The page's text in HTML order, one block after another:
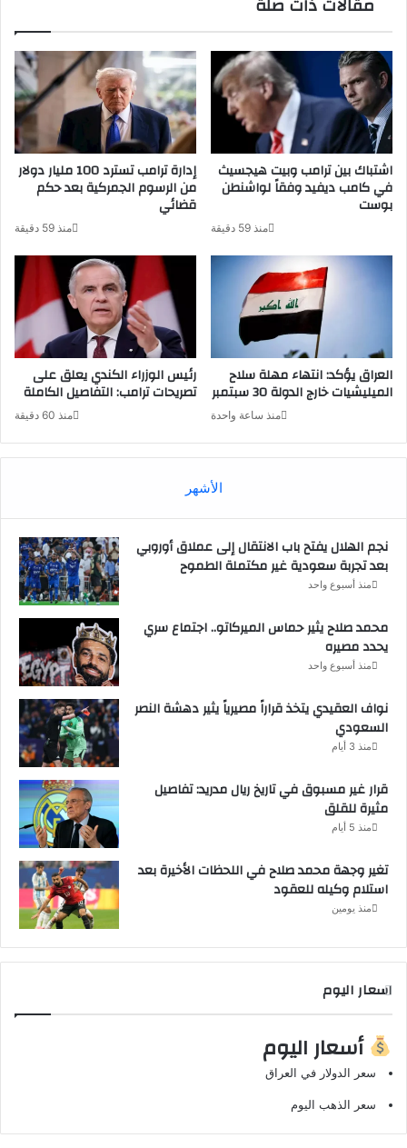
إدارة ترامب تسترد 100 مليار دولار
من الرسوم الجمركية بعد حكم
قضائي
منذ 59 دقيقة
اشتباك بين ترامب وبيت هيجسيث
في كامب ديفيد وفقاً لواشنطن
بوست
منذ 59 دقيقة
رئيس الوزراء الكندي يعلق على
تصريحات ترامب: التفاصيل الكاملة
منذ 60 دقيقة
العراق يؤكد: انتهاء مهلة سلاح
الميليشيات خارج الدولة 30 سبتمبر
منذ ساعة واحدة
الأشهر
نجم الهلال يفتح باب الانتقال إلى عملاق أوروبي
بعد تجربة سعودية غير مكتملة الطموح
منذ أسبوع واحد
محمد صلاح يثير حماس الميركاتو.. اجتماع سري
يحدد مصيره
منذ أسبوع واحد
نواف العقيدي يتخذ قراراً مصيرياً يثير دهشة النصر
السعودي
منذ 3 أيام
قرار غير مسبوق في تاريخ ريال مدريد: تفاصيل
مثيرة للقلق
منذ 5 أيام
تغير وجهة محمد صلاح في اللحظات الأخيرة بعد
استلام وكيله للعقود
منذ يومين
اسعار اليوم
أسعار اليوم
سعر الدولار في العراق
سعر الذهب اليوم